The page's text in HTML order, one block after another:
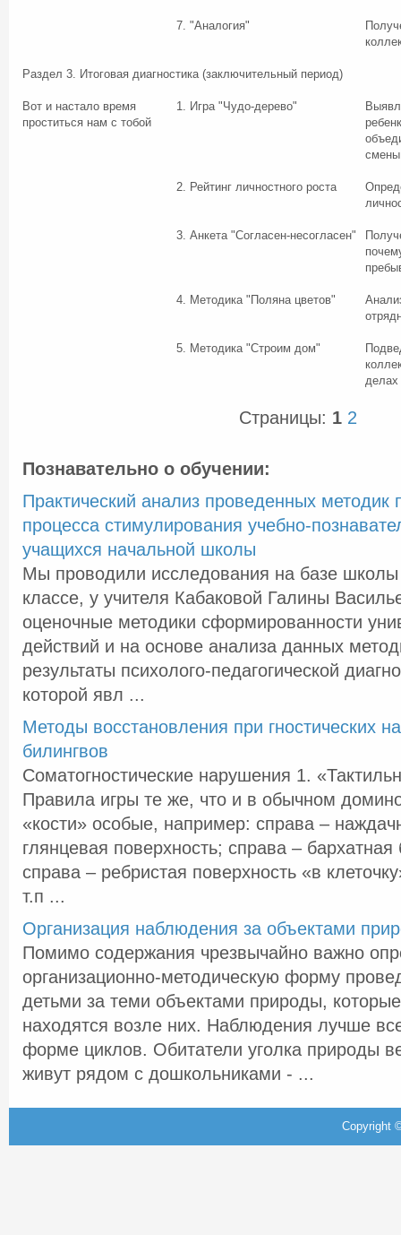
7. "Аналогия"
Раздел 3. Итоговая диагностика (заключительный период)
Вот и настало время
проститься нам с тобой
1. Игра "Чудо-дерево"
смены
2. Рейтинг личностного роста
3. Анкета "Согласен-несогласен"
4. Методика "Поляна цветов"
5. Методика "Строим дом"
делах
Страницы: 1 2
Познавательно о обучении:
Практический анализ проведенных методик
процесса стимулирования учебно-
учащихся начальной школы
Мы проводили исследования на базе школы
классе, у учителя Кабаковой Галины
оценочные методики сформированности
действий и на основе анализа данных
результаты психолого-педагогической
которой явл ...
Методы восстановления при гностических
билингвов
Соматогностические нарушения 1.
Правила игры те же, что и в обычном
«кости» особые, например: справа –
глянцевая поверхность; справа –
справа – ребристая поверхность «в
т.п ...
Организация наблюдения за объектами
Помимо содержания чрезвычайно важно
организационно-методическую форму
детьми за теми объектами природы,
находятся возле них. Наблюдения лучше
форме циклов. Обитатели уголка природы
живут рядом с дошкольниками - ...
Copyright